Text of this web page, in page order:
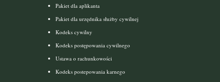
Pakiet dla aplikanta
Pakiet dla urzędnika służby cywilnej
Kodeks cywilny
Kodeks postępowania cywilnego
Ustawa o rachunkowości
Kodeks postepowania karnego